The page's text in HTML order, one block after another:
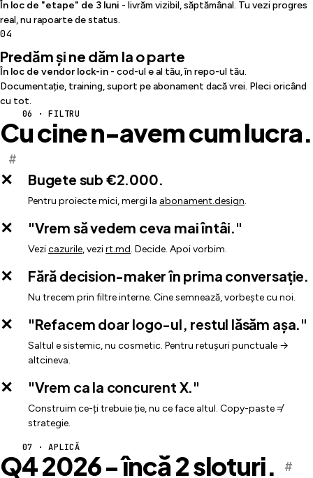
În loc de "etape" de 3 luni - livrăm vizibil, săptămânal. Tu vezi progres
real, nu rapoarte de status.
04
Predăm și ne dăm la o parte
În loc de vendor lock-in - cod-ul e al tău, în repo-ul tău.
Documentație, training, suport pe abonament dacă vrei. Pleci oricând
cu tot.
06 · FILTRU
Cu cine n-avem cum lucra.
#
Bugete sub €2.000.
Pentru proiecte mici, mergi la abonament.design.
"Vrem să vedem ceva mai întâi."
Vezicazurile, vezirt.md. Decide. Apoi vorbim.
Fără decision-maker în prima conversație.
Nu trecem prin filtre interne. Cine semnează, vorbește cu noi.
"Refacem doar logo-ul, restul lăsăm așa."
Saltul e sistemic, nu cosmetic. Pentru retușuri punctuale →
altcineva.
"Vrem ca la concurent X."
Construim ce-ți trebuie ție, nu ce face altul. Copy-paste ≠
strategie.
07 · APLICĂ
Q4 2026 - încă2 sloturi. #